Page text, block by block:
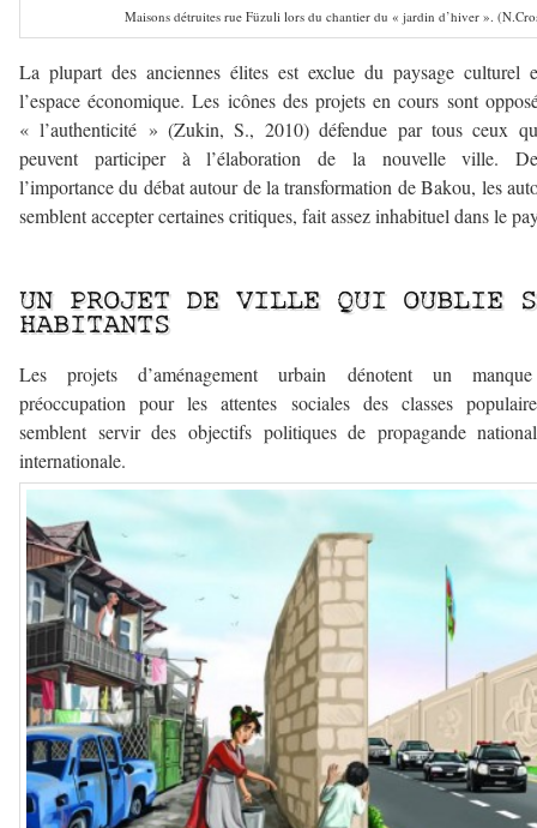
Maisons détruites rue Füzuli lors du chantier du « jardin d’hiver ».
La plupart des anciennes élites est exclue du paysage culturel
l’espace économique. Les icônes des projets en cours sont
« l’authenticité » (Zukin, S., 2010) défendue par tous ceux
peuvent participer à l’élaboration de la nouvelle ville.
l’importance du débat autour de la transformation de Bakou, les
semblent accepter certaines critiques, fait assez inhabituel dans le
UN PROJET DE VILLE QUI OUBLIE
HABITANTS
Les projets d’aménagement urbain dénotent un
préoccupation pour les attentes sociales des classes
semblent servir des objectifs politiques de propagande
internationale.